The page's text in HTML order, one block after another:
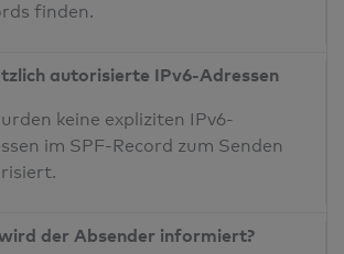
finden.
autorisierte IPv6-Adressen
keine expliziten IPv6-
im SPF-Record zum Senden
der Absender informiert?